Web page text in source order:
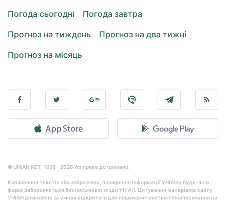
Погода сьогодні
Погода завтра
Прогноз на тиждень
Прогноз на два тижні
Прогноз на місяць
© UNIAN.NET, 1998 - 2026 Усі права дотримано.
Копіювання текстів або зображень, поширення інформації УНІАН у будь-якій
формі забороняється без письмової згоди УНІАН. Цитування матеріалів сайту
УНІАН дозволено за умови відкритого для пошукових систем гіперпосилання на